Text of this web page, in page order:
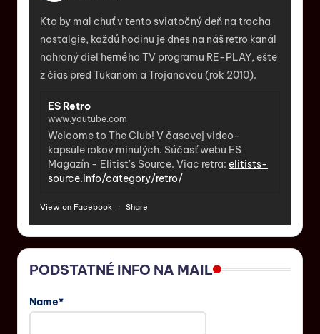
Kto by mal chuť v tento sviatočný deň na trocha
nostalgie, každú hodinu je dnes na náš retro kanál
nahraný diel herného TV programu RE-PLAY, ešte
z čias pred Tukanom a Trojanovou (rok 2010).
ES Retro
www.youtube.com
Welcome to The Club! V časovej video-
kapsule rokov minulých. Súčasť webu ES
Magazín - Elitist's Source. Viac retra: elitists-
source.info/category/retro/
View on Facebook · Share
PODSTATNÉ INFO NA MAIL
Name*